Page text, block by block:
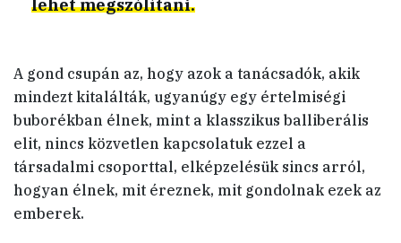
lehet megszólítani.
A gond csupán az, hogy azok a tanácsadók, akik
mindezt kitalálták, ugyanúgy egy értelmiségi
buborékban élnek, mint a klasszikus balliberális
elit, nincs közvetlen kapcsolatuk ezzel a
társadalmi csoporttal, elképzelésük sincs arról,
hogyan élnek, mit éreznek, mit gondolnak ezek az
emberek.